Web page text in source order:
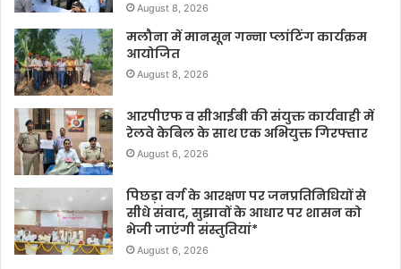
August 8, 2026
मलौना में मानसून गन्ना प्लांटिंग कार्यक्रम
आयोजित
August 8, 2026
आरपीएफ व सीआईबी की संयुक्त कार्यवाही में
रेलवे केबिल के साथ एक अभियुक्त गिरफ्तार
August 6, 2026
पिछड़ा वर्ग के आरक्षण पर जनप्रतिनिधियों से
सीधे संवाद, सुझावों के आधार पर शासन को
भेजी जाएंगी संस्तुतियां*
August 6, 2026